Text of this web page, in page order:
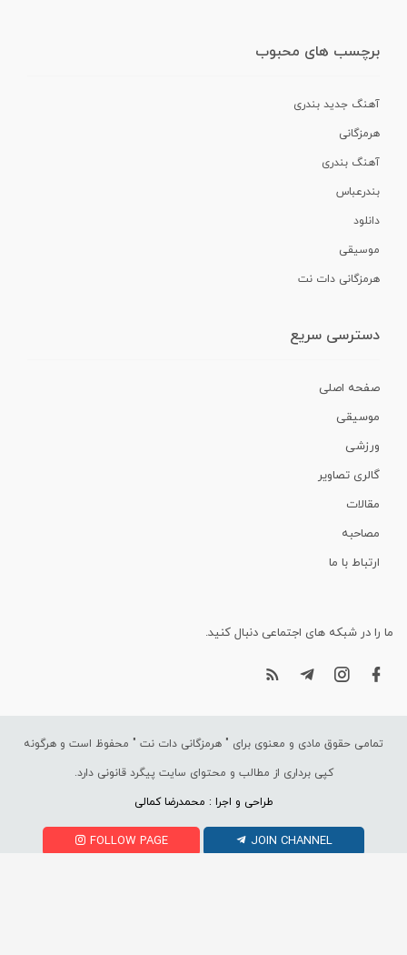
برچسب های محبوب
آهنگ جدید بندری
هرمزگانی
آهنگ بندری
بندرعباس
دانلود
موسیقی
هرمزگانی دات نت
دسترسی سریع
صفحه اصلی
موسیقی
ورزشی
گالری تصاویر
مقالات
مصاحبه
ارتباط با ما
ما را در شبکه های اجتماعی دنبال کنید.
تمامی حقوق مادی و معنوی برای " هرمزگانی دات نت " محفوظ است و هرگونه
کپی برداری از مطالب و محتوای سایت پیگرد قانونی دارد.
طراحی و اجرا : محمدرضا کمالی
FOLLOW PAGE JOIN CHANNEL